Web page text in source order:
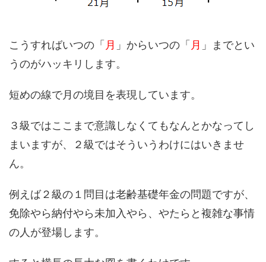
こうすればいつの「 月 」からいつの「 月 」までとい
うのがハッキリします。
短めの線で月の境目を表現しています。
３級ではここまで意識しなくてもなんとかなってし
まいますが、２級ではそういうわけにはいきませ
ん。
例えば２級の１問目は老齢基礎年金の問題ですが、
免除やら納付やら未加入やら、やたらと複雑な事情
の人が登場します。